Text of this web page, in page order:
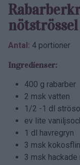
nötströssel
Antal: 4 portioner
Ingredienser:
400 g rabarber
2 msk vatten
1/2 -1 dl
ev lite
1 dl havregryn
3 msk
3 msk hackade